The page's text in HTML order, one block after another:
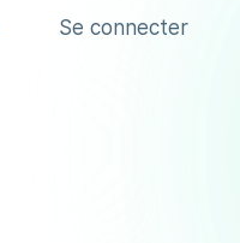
Se connecter